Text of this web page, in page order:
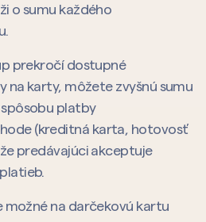
o sumu každého
prekročí dostupné
na karty, môžete zvyšnú sumu
platby
(kreditná karta, hotovosť
predávajúci akceptuje
možné na darčekovú kartu